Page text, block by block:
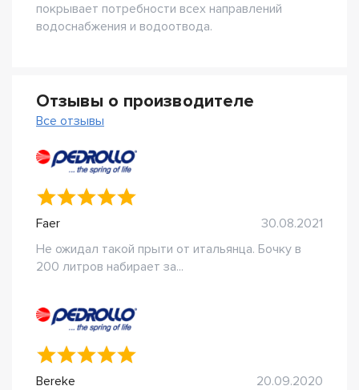
покрывает потребности всех направлений
водоснабжения и водоотвода.
Отзывы о производителе
Все отзывы
Faer
30.08.2021
Не ожидал такой прыти от итальянца. Бочку в
200 литров набирает за...
Bereke
20.09.2020